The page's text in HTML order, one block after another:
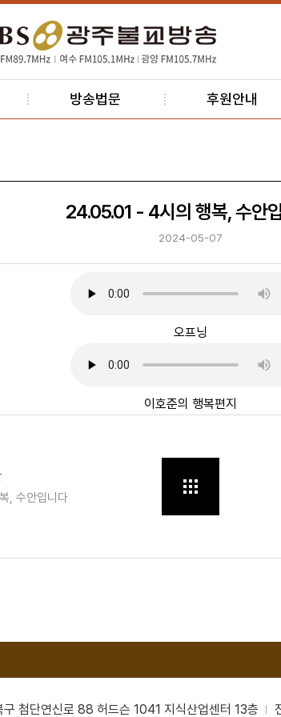
방송법문 후원안내
24.05.01 - 4시의 행복, 수안
2024-05-07
오프닝
이호준의 행복편지
, 수안입니다
첨단연신로 88 허드슨 1041 지식산업센터 13층